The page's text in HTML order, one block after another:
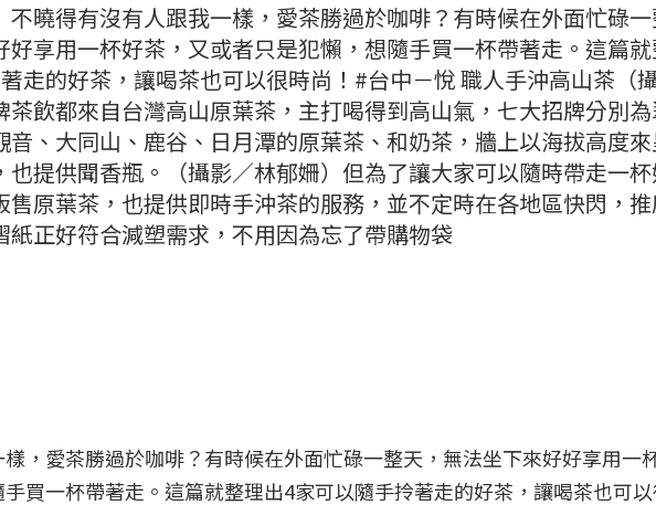
不曉得有沒有人跟我一樣，愛茶勝過於咖啡？有時候在外面忙碌
好享用一杯好茶，又或者只是犯懶，想隨手買一杯帶著走。這篇
走的好茶，讓喝茶也可以很時尚！#台中－悅 職人手沖高山茶（
茶飲都來自台灣高山原葉茶，主打喝得到高山氣，七大招牌分別
音、大同山、鹿谷、日月潭的原葉茶、和奶茶，牆上以海拔高度
也提供聞香瓶。（攝影／林郁姍）但為了讓大家可以隨時帶走一
售原葉茶，也提供即時手沖茶的服務，並不定時在各地區快閃，
紙正好符合減塑需求，不用因為忘了帶購物袋
，愛茶勝過於咖啡？有時候在外面忙碌一整天，無法坐下來好好享用一
買一杯帶著走。這篇就整理出4家可以隨手拎著走的好茶，讓喝茶也可